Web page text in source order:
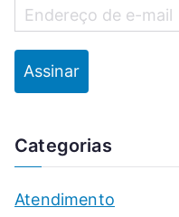
Assinar
Categorias
Atendimento